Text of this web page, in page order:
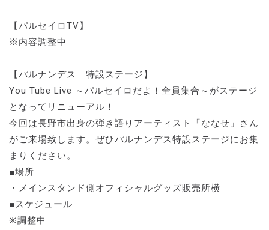
【パルセイロTV】
※内容調整中
【パルナンデス 特設ステージ】
You Tube Live ～パルセイロだよ！全員集合～がステージ
となってリニューアル！
今回は長野市出身の弾き語りアーティスト「ななせ」さん
がご来場致します。ぜひパルナンデス特設ステージにお集
まりください。
■場所
・メインスタンド側オフィシャルグッズ販売所横
■スケジュール
※調整中